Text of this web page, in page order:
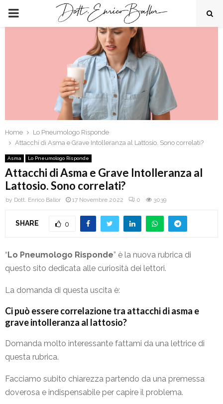
PRIMARY
Home
Lo Pneumologo Risponde
Attacchi di Asma e Grave Intolleranza al Lattosio. Sono correlati?
Asma Lo Pneumologo Risponde
Attacchi di Asma e Grave Intolleranza al
Lattosio. Sono correlati?
by Dott. Enrico Ballor 17 Novembre 2022 0 3039
SHARE 0
“ Lo Pneumologo Risponde” è la nuova rubrica di
questo sito dedicata alle curiosità dei lettori.
La domanda di questa uscita è:
Ci può essere correlazione tra attacchi di asma e
grave intolleranza al lattosio?
Domanda molto interessante fattami da una lettrice di
questa rubrica.
Facciamo subito chiarezza partendo da una premessa
doverosa e indispensabile per capire il problema.